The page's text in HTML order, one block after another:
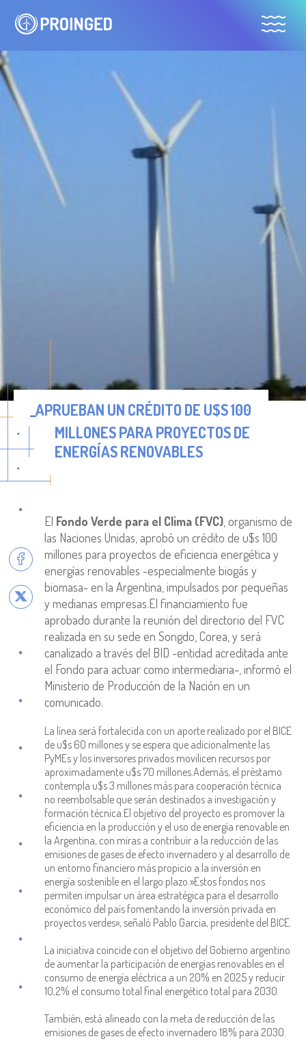
_APRUEBAN UN CRÉDITO DE U$S 100
MILLONES PARA PROYECTOS DE
ENERGÍAS RENOVABLES
El Fondo Verde para el Clima (FVC) , organismo de
las Naciones Unidas, aprobó un crédito de u$s 100
millones para proyectos de eficiencia energética y
energías renovables -especialmente biogás y
biomasa- en la Argentina, impulsados por pequeñas
y medianas empresas.El financiamiento fue
aprobado durante la reunión del directorio del FVC
realizada en su sede en Songdo, Corea, y será
canalizado a través del BID -entidad acreditada ante
el Fondo para actuar como intermediaria-, informó el
Ministerio de Producción de la Nación en un
comunicado.
La línea será fortalecida con un aporte realizado por el BICE
de u$s 60 millones y se espera que adicionalmente las
PyMEs y los inversores privados movilicen recursos por
aproximadamente u$s 70 millones.Además, el préstamo
contempla u$s 3 millones más para cooperación técnica
no reembolsable que serán destinados a investigación y
formación técnica.El objetivo del proyecto es promover la
eficiencia en la producción y el uso de energía renovable en
la Argentina, con miras a contribuir a la reducción de las
emisiones de gases de efecto invernadero y al desarrollo de
un entorno financiero más propicio a la inversión en
energía sostenible en el largo plazo.»Estos fondos nos
permiten impulsar un área estratégica para el desarrollo
económico del país fomentando la inversión privada en
proyectos verdes», señaló Pablo Garcia, presidente del BICE.
La iniciativa coincide con el objetivo del Gobierno argentino
de aumentar la participación de energías renovables en el
consumo de energía eléctrica a un 20% en 2025 y reducir
10,2% el consumo total final energético total para 2030.
También, está alineado con la meta de reducción de las
emisiones de gases de efecto invernadero 18% para 2030.